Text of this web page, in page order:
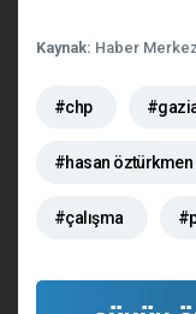
Kaynak: Haber
#chp
#hasan öztürkmen
#çalışma